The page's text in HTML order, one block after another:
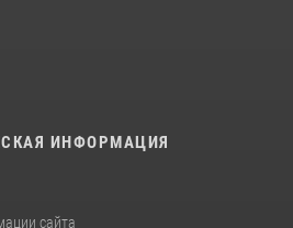
ИНФОРМАЦИЯ
сайта